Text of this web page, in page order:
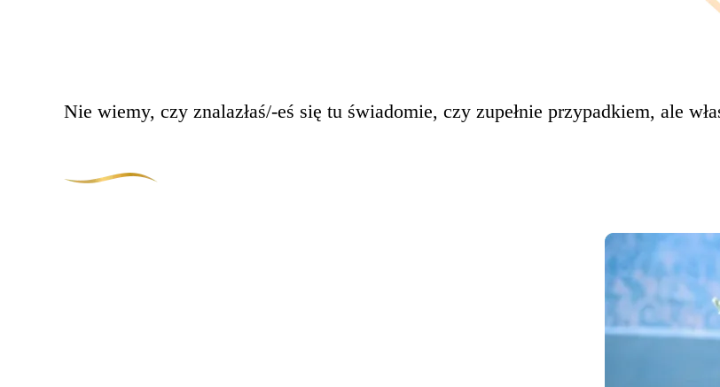
Nie wiemy, czy znalazłaś/-eś się tu świadomie, czy zupełnie przypadkiem, ale